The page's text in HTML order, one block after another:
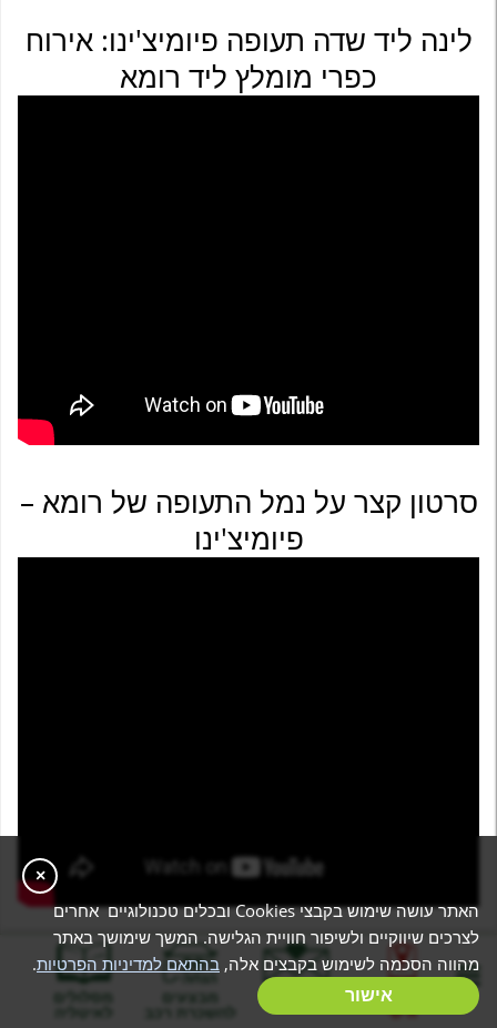
לינה ליד שדה תעופה פיומיצ'ינו: אירוח
כפרי מומלץ ליד רומא
סרטון קצר על נמל התעופה של רומא –
פיומיצ'ינו
השכרת רכב בנמל תעופה של רומא
אתר “המומחים לאיטליה” שפועל החל משנת 2008, הינו האתר
הכי גדול בתחום התיירות לאיטליה בעברית. בזכות הניסיון הרב
בניית מסלול
אישי
מבצעים מסלולים
לאיטליה
×
האתר עושה שימוש בקבצי Cookies ובכלים טכנולוגיים אחרים
לצרכים שיווקיים ולשיפור חוויית הגלישה. המשך שימושך באתר
מהווה הסכמה לשימוש בקבצים אלה, בהתאם למדיניות הפרטיות.
אישור